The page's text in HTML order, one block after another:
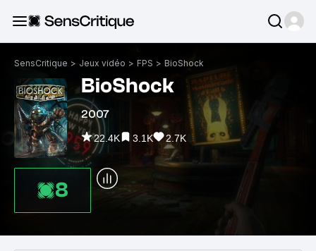
SensCritique > Jeux vidéo > FPS > BioShock
BioShock
2007
22.4K 3.1K 2.7K
8